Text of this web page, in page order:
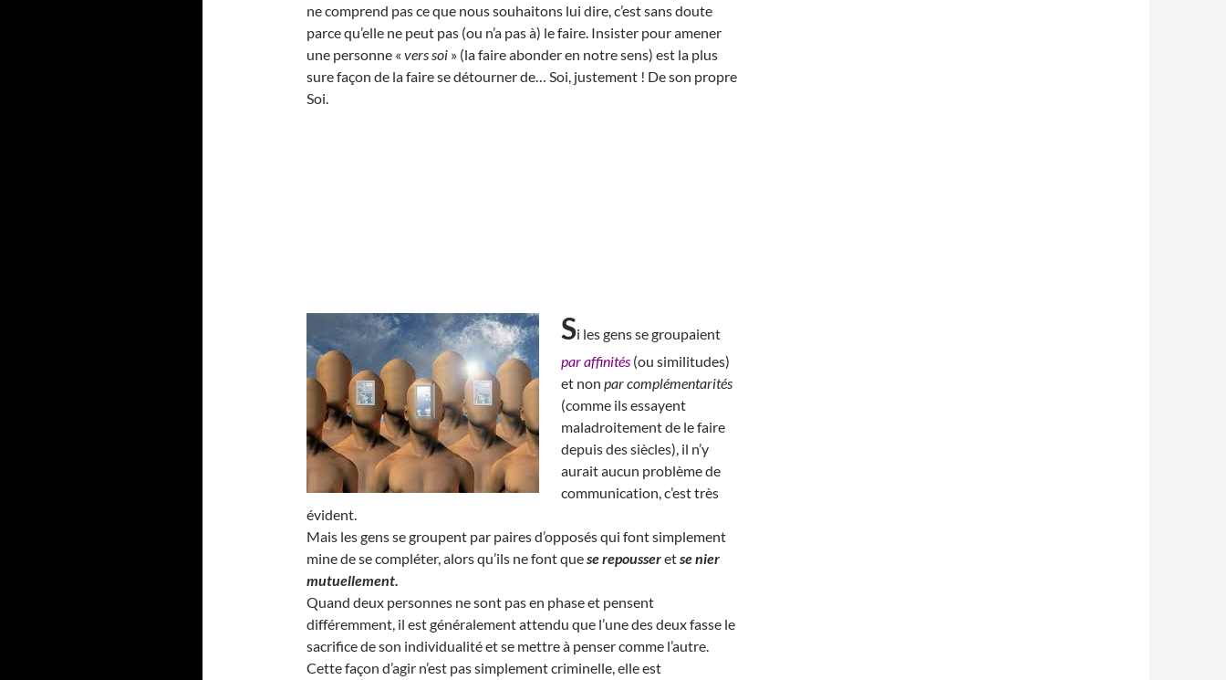
ne comprend pas ce que nous souhaitons lui dire, c’est sans doute
parce qu’elle ne peut pas (ou n’a pas à) le faire. Insister pour amener
une personne « vers soi » (la faire abonder en notre sens) est la plus
sure façon de la faire se détourner de… Soi, justement ! De son propre
Soi.
Si les gens se groupaient
par affinités (ou similitudes)
et non par complémentarités
(comme ils essayent
maladroitement de le faire
depuis des siècles), il n’y
aurait aucun problème de
communication, c’est très
évident.
Mais les gens se groupent par paires d’opposés qui font simplement
mine de se compléter, alors qu’ils ne font quese repousseretse nier
mutuellement.
Quand deux personnes ne sont pas en phase et pensent
différemment, il est généralement attendu que l’une des deux fasse le
sacrifice de son individualité et se mettre à penser comme l’autre.
Cette façon d’agir n’est pas simplement criminelle, elle est